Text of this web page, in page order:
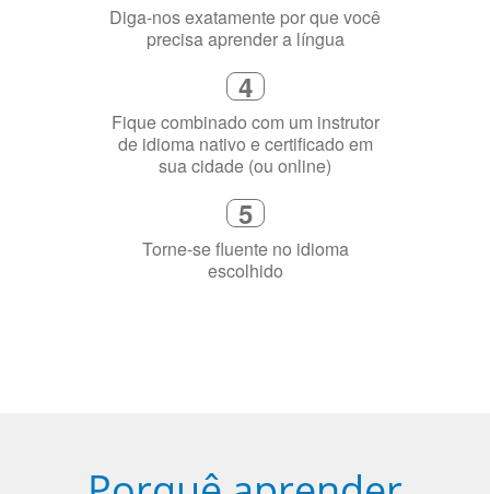
3
Diga-nos exatamente por que você
precisa aprender a língua
4
Fique combinado com um instrutor
de idioma nativo e certificado em
sua cidade (ou online)
5